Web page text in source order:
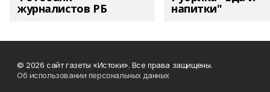
журналистов РБ напитки"
© 2026 сайт газеты «Истоки». Все права защищены.
Об использовании персональных данных